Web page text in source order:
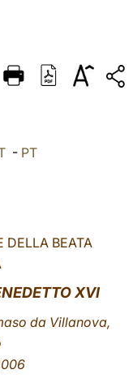
DEUTSCH
العربيّة - PT
DELLA BEATA
XVI
da Villanova,